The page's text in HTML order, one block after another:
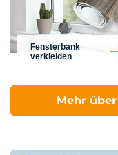
Fensterbank
verkleiden
Mehr